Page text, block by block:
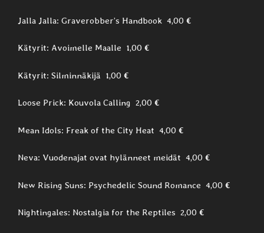
Jalla Jalla: Graverobber’s Handbook 4,00 €
Kätyrit: Avoimelle Maalle 1,00 €
Kätyrit: Silminnäkijä 1,00 €
Loose Prick: Kouvola Calling 2,00 €
Mean Idols: Freak of the City Heat 4,00 €
Neva: Vuodenajat ovat hylänneet meidät 4,00 €
New Rising Suns: Psychedelic Sound Romance 4,00 €
Nightingales: Nostalgia for the Reptiles 2,00 €